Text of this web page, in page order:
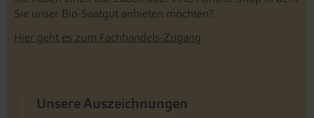
Sie unser Bio-Saatgut anbieten möchten?
Hier geht es zum Fachhandels-Zugang
Unsere Auszeichnungen